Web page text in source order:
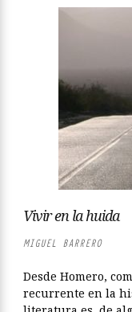
Vivir en la huida
MIGUEL BARRERO
Desde Homero,
recurrente en la